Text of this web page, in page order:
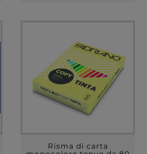
Risma di carta